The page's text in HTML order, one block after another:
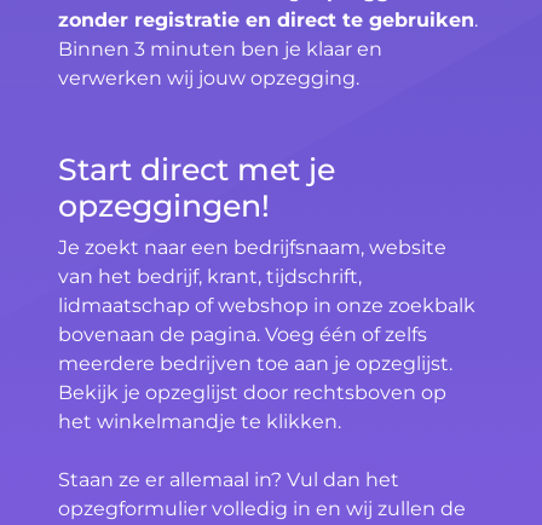
zonder registratie en direct te gebruiken.
Binnen 3 minuten ben je klaar en
verwerken wij jouw opzegging.
Start direct met je
opzeggingen!
Je zoekt naar een bedrijfsnaam, website
van het bedrijf, krant, tijdschrift,
lidmaatschap of webshop in onze zoekbalk
bovenaan de pagina. Voeg één of zelfs
meerdere bedrijven toe aan je opzeglijst.
Bekijk je opzeglijst door rechtsboven op
het winkelmandje te klikken.
Staan ze er allemaal in? Vul dan het
opzegformulier volledig in en wij zullen de